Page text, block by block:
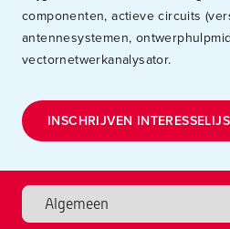
componenten, actieve circuits
antennesystemen,
vectornetwerkanalysator.
INSCHRIJVEN